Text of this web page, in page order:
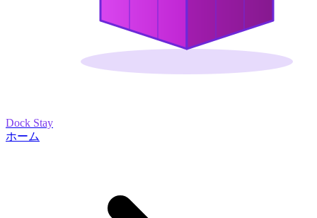
Dock Stay
ホーム